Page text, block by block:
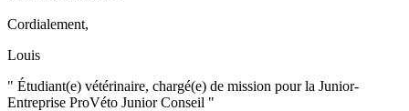
Cordialement,
Louis
" Étudiant(e) vétérinaire, chargé(e) de mission pour la Junior-
Entreprise ProVéto Junior Conseil "